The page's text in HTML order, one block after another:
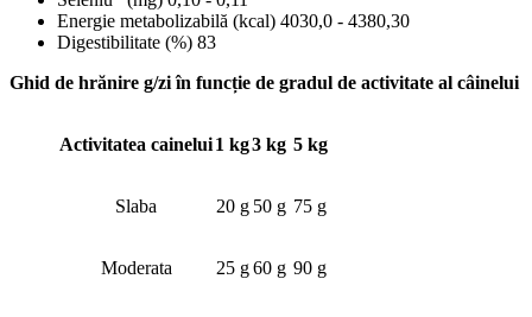
Energie metabolizabilă (kcal) 4030,0 - 4380,30
Digestibilitate (%) 83
Ghid de hrănire g/zi în funcție de gradul de activitate al câinelui
Activitatea cainelui1 kg3 kg 5 kg
Slaba 20 g 50 g 75 g
Moderata 25 g 60 g 90 g